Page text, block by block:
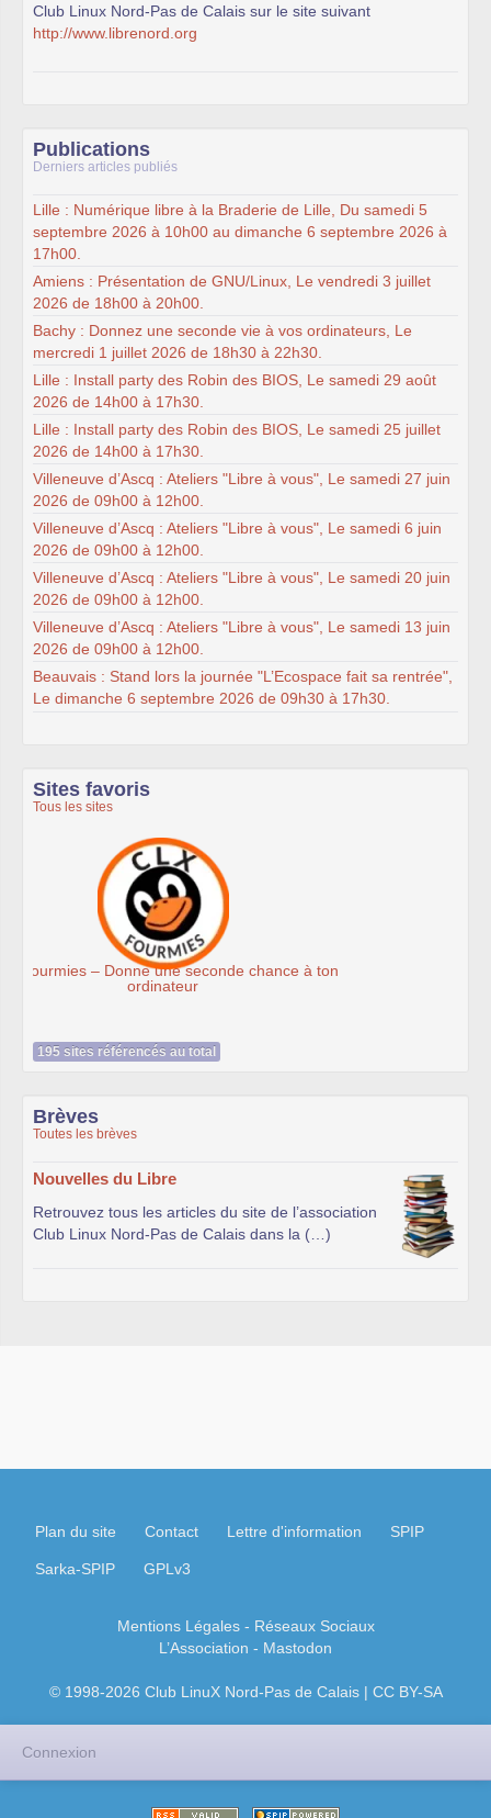
Club Linux Nord-Pas de Calais sur le site suivant
http://www.librenord.org
Publications
Derniers articles publiés
Lille : Numérique libre à la Braderie de Lille, Du samedi 5
septembre 2026 à 10h00 au dimanche 6 septembre 2026 à
17h00.
Amiens : Présentation de GNU/Linux, Le vendredi 3 juillet
2026 de 18h00 à 20h00.
Bachy : Donnez une seconde vie à vos ordinateurs, Le
mercredi 1 juillet 2026 de 18h30 à 22h30.
Lille : Install party des Robin des BIOS, Le samedi 29 août
2026 de 14h00 à 17h30.
Lille : Install party des Robin des BIOS, Le samedi 25 juillet
2026 de 14h00 à 17h30.
Villeneuve d’Ascq : Ateliers "Libre à vous", Le samedi 27 juin
2026 de 09h00 à 12h00.
Villeneuve d’Ascq : Ateliers "Libre à vous", Le samedi 6 juin
2026 de 09h00 à 12h00.
Villeneuve d’Ascq : Ateliers "Libre à vous", Le samedi 20 juin
2026 de 09h00 à 12h00.
Villeneuve d’Ascq : Ateliers "Libre à vous", Le samedi 13 juin
2026 de 09h00 à 12h00.
Beauvais : Stand lors la journée "L’Ecospace fait sa rentrée",
Le dimanche 6 septembre 2026 de 09h30 à 17h30.
Sites favoris
Tous les sites
Association Éthiciel
195 sites référencés au total
Brèves
Toutes les brèves
Nouvelles du Libre
Retrouvez tous les articles du site de l’association
Club Linux Nord-Pas de Calais dans la (…)
Plan du site Contact Lettre d'information SPIP
Sarka-SPIP GPLv3
Mentions Légales- Réseaux Sociaux
L’Association - Mastodon
© 1998-2026 Club LinuX Nord-Pas de Calais | CC BY-SA
Connexion